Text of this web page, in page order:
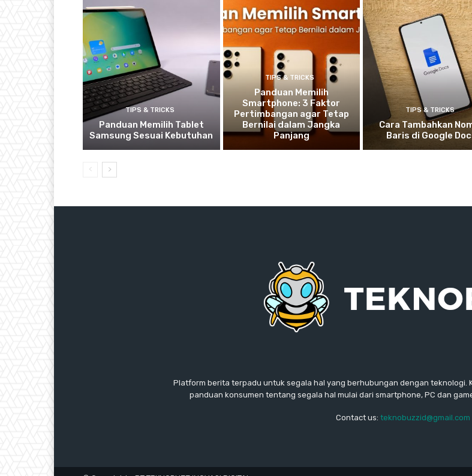
TIPS & TRICKS
Panduan Memilih Tablet
Samsung Sesuai Kebutuhan
TIPS & TRICKS
Panduan Memilih
Smartphone: 3 Faktor
Pertimbangan agar Tetap
Bernilai dalam Jangka
Panjang
TIPS & TRICKS
Cara Tambahkan
Baris di Google
Platform berita terpadu untuk segala hal yang berhubungan dengan teknologi.
panduan konsumen tentang segala hal mulai dari smartphone, PC dan
Contact us: teknobuzzid@gmail.com